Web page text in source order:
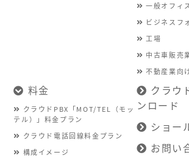
一般オフィ
ビジネスフ
工場
中古車販売
不動産業向
料金
クラウドPBX「MOT/TEL（モッ
テル）」料金プラン
クラウド電話回線料金プラン
構成イメージ
クラウ
ンロード
ショー
お問い